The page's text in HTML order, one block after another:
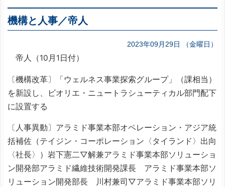
機構と人事／帝人
2023年09月29日 （金曜日）
帝人（10月1日付）
〔機構改革〕「ウェルネス事業探索グループ」（課相当）
を新設し、ビオリエ・ニュートラシューティカル部門配下
に設置する
〔人事異動〕アラミド事業本部オペレーション・アジア統
括補佐（テイジン・コーポレーション〈タイランド〉出向
〈社長〉）岩下憲二▽解兼アラミド事業本部ソリューショ
ン開発部アラミド繊維技術開発課長 アラミド事業本部ソ
リューション開発部長 川村兼司▽アラミド事業本部ソリ